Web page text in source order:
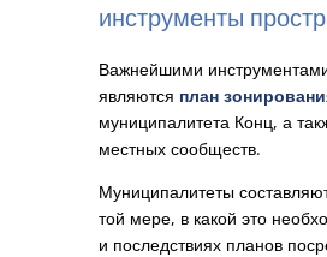
инструменты
Важнейшими
являются план
муниципалитета Конц, а
местных сообществ.
Муниципалитеты
той мере, в какой это
и последствиях планов